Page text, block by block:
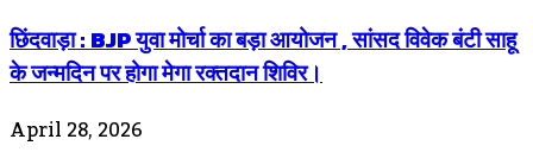
छिंदवाड़ा : BJP युवा मोर्चा का बड़ा आयोजन , सांसद विवेक बंटी साहू
के जन्मदिन पर होगा मेगा रक्तदान शिविर।
April 28, 2026